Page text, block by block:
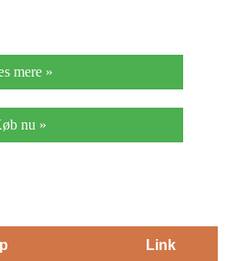
mere »
nu »
Link